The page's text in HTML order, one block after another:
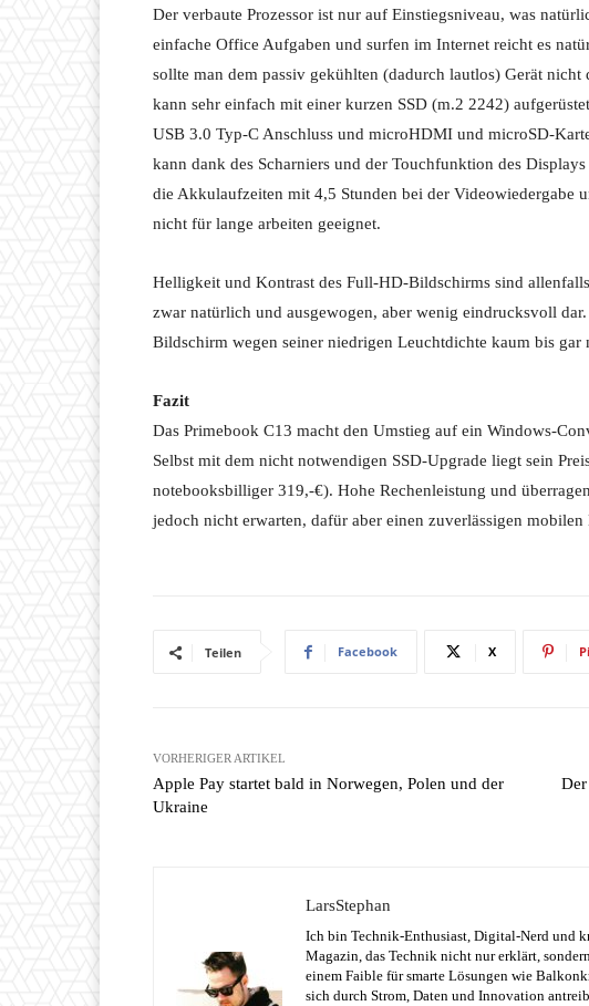
Der verbaute Prozessor ist nur auf Einstiegsniveau, was
einfache Office Aufgaben und surfen im Internet reicht es
sollte man dem passiv gekühlten (dadurch lautlos) Gerät
kann sehr einfach mit einer kurzen SSD (m.2 2242)
USB 3.0 Typ-C Anschluss und microHDMI und microSD-
kann dank des Scharniers und der Touchfunktion des
die Akkulaufzeiten mit 4,5 Stunden bei der Videowiedergabe
nicht für lange arbeiten geeignet.
Helligkeit und Kontrast des Full-HD-Bildschirms sind
zwar natürlich und ausgewogen, aber wenig eindrucksvoll
Bildschirm wegen seiner niedrigen Leuchtdichte kaum bis gar
Fazit
Das Primebook C13 macht den Umstieg auf ein Windows-
Selbst mit dem nicht notwendigen SSD-Upgrade liegt sein
notebooksbilliger 319,-€). Hohe Rechenleistung und
jedoch nicht erwarten, dafür aber einen zuverlässigen
Teilen Facebook X
VORHERIGER ARTIKEL
Apple Pay startet bald in Norwegen, Polen und der
Ukraine
LarsStephan
Ich bin Technik-Enthusiast, Digital-Nerd und
Magazin, das Technik nicht nur erklärt,
einem Faible für smarte Lösungen wie
sich durch Strom, Daten und Innovation